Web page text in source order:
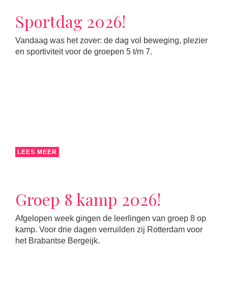
Sportdag 2026!
Vandaag was het zover: de dag vol beweging, plezier
en sportiviteit voor de groepen 5 t/m 7.
LEES MEER
Groep 8 kamp 2026!
Afgelopen week gingen de leerlingen van groep 8 op
kamp. Voor drie dagen verruilden zij Rotterdam voor
het Brabantse Bergeijk.